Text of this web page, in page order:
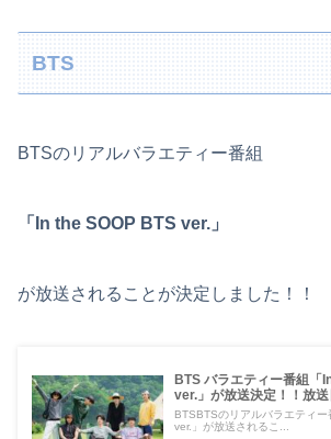
BTS
BTSのリアルバラエティー番組
「In the SOOP BTS ver.」
が放送されることが決定しました！！
BTS バラエティー番組「
ver.」が放送決定！！放
BTSBTSのリアルバラエティ
ver.」が放送されるこ...